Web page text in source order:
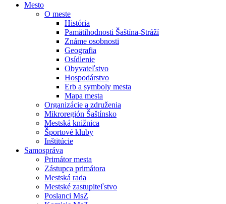
Mesto
O meste
História
Pamätihodnosti Šaštína-Stráží
Známe osobnosti
Geografia
Osídlenie
Obyvateľstvo
Hospodárstvo
Erb a symboly mesta
Mapa mesta
Organizácie a združenia
Mikroregión Šaštínsko
Mestská knižnica
Športové kluby
Inštitúcie
Samospráva
Primátor mesta
Zástupca primátora
Mestská rada
Mestské zastupiteľstvo
Poslanci MsZ